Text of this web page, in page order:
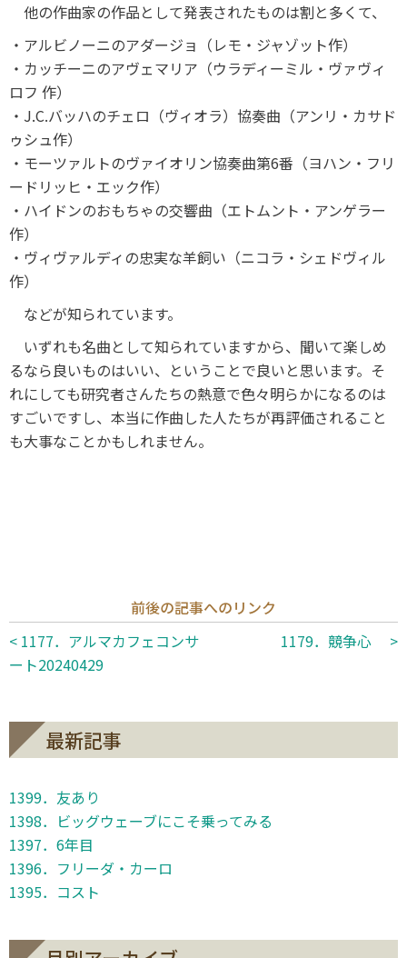
他の作曲家の作品として発表されたものは割と多くて、
・アルビノーニのアダージョ（レモ・ジャゾット作）
・カッチーニのアヴェマリア（ウラディーミル・ヴァヴィ
ロフ 作）
・J.C.バッハのチェロ（ヴィオラ）協奏曲（アンリ・カサド
ゥシュ作）
・モーツァルトのヴァイオリン協奏曲第6番（ヨハン・フリ
ードリッヒ・エック作）
・ハイドンのおもちゃの交響曲（エトムント・アンゲラー
作）
・ヴィヴァルディの忠実な羊飼い（ニコラ・シェドヴィル
作）
などが知られています。
いずれも名曲として知られていますから、聞いて楽しめ
るなら良いものはいい、ということで良いと思います。そ
れにしても研究者さんたちの熱意で色々明らかになるのは
すごいですし、本当に作曲した人たちが再評価されること
も大事なことかもしれません。
前後の記事へのリンク
< 1177．アルマカフェコンサ
ート20240429
1179．競争心 >
最新記事
1399．友あり
1398．ビッグウェーブにこそ乗ってみる
1397．6年目
1396．フリーダ・カーロ
1395．コスト